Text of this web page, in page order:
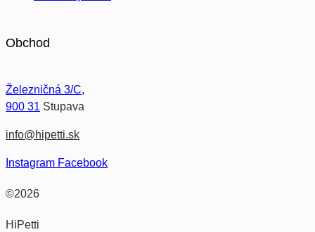
Obchod
Železničná 3/C,
900 31 Stupava
info@hipetti.sk
Instagram Facebook
©2026
HiPetti